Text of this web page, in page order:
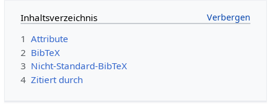
Inhaltsverzeichnis
1 Attribute
2 BibTeX
3 Nicht-Standard-BibTeX
4 Zitiert durch